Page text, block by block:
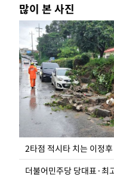
많이 본 사진
2타점 적시타 치는 이정후